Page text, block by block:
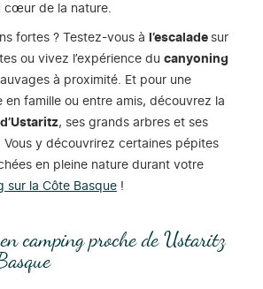
cœur de la nature.
fortes ? Testez-vous à l’escalade sur
ou vivez l’expérience du canyoning
à proximité. Et pour une
en famille ou entre amis, découvrez la
, ses grands arbres et ses
Vous y découvrirez certaines pépites
en pleine nature durant votre
sur la Côte Basque !
camping proche de Ustaritz